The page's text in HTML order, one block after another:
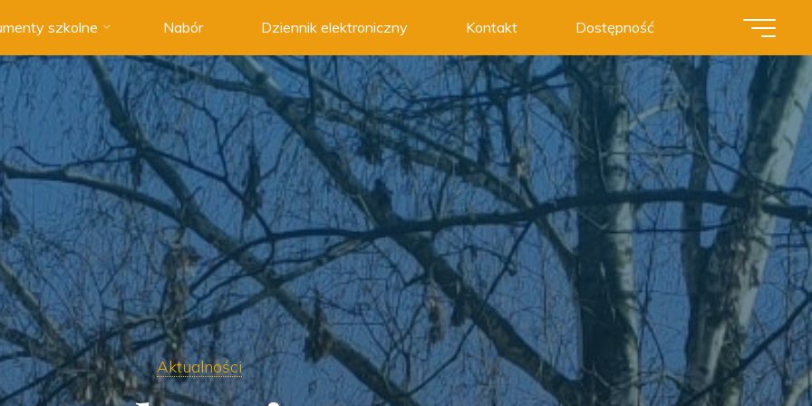
szkolne Nabór Dziennik elektroniczny Kontakt Dostępność
Aktualności